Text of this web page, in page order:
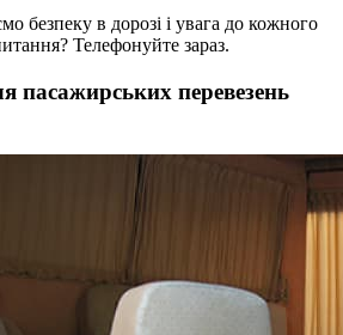
безпеку в дорозі і увага до кожного
Телефонуйте зараз.
пасажирських перевезень